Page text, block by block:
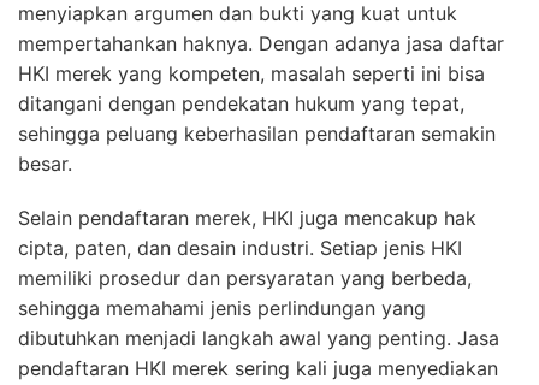
menyiapkan argumen dan bukti yang kuat untuk
mempertahankan haknya. Dengan adanya jasa daftar
HKI merek yang kompeten, masalah seperti ini bisa
ditangani dengan pendekatan hukum yang tepat,
sehingga peluang keberhasilan pendaftaran semakin
besar.
Selain pendaftaran merek, HKI juga mencakup hak
cipta, paten, dan desain industri. Setiap jenis HKI
memiliki prosedur dan persyaratan yang berbeda,
sehingga memahami jenis perlindungan yang
dibutuhkan menjadi langkah awal yang penting. Jasa
pendaftaran HKI merek sering kali juga menyediakan